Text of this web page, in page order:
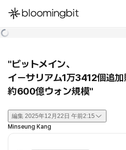
한국어
"ビットメイン、
イーサリアム1万3412個追
約600億ウォン規模"
編集 2025年12月22日 午前2:15
Minseung Kang